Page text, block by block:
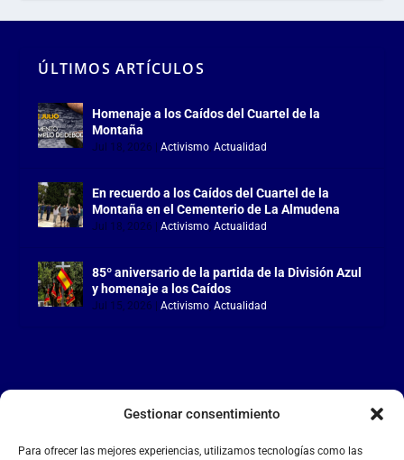
Gestionar consentimiento
Para ofrecer las mejores experiencias, utilizamos tecnologías como las
ÚLTIMOS ARTÍCULOS
Homenaje a los Caídos del Cuartel de la
Montaña
Jul 18, 2026 |Activismo,Actualidad
En recuerdo a los Caídos del Cuartel de la
Montaña en el Cementerio de La Almudena
Jul 18, 2026 |Activismo,Actualidad
85º aniversario de la partida de la División Azul
y homenaje a los Caídos
Jul 15, 2026 |Activismo,Actualidad
LA FALANGE